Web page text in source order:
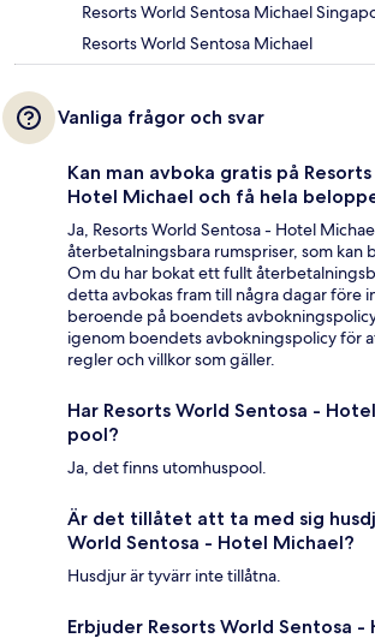
Resorts World Sentosa Michael
Resorts World Sentosa Michael
Vanliga frågor och svar
Kan man avboka gratis på
Hotel Michael och få hela
Ja, Resorts World Sentosa - Hotel
återbetalningsbara rumspriser, som kan
Om du har bokat ett fullt
detta avbokas fram till några dagar före
beroende på boendets
igenom boendets avbokningspolicy för
regler och villkor som gäller.
Har Resorts World Sentosa -
pool?
Ja, det finns utomhuspool.
Är det tillåtet att ta med sig
World Sentosa - Hotel Michael?
Husdjur är tyvärr inte tillåtna.
Erbjuder Resorts World Sentosa -